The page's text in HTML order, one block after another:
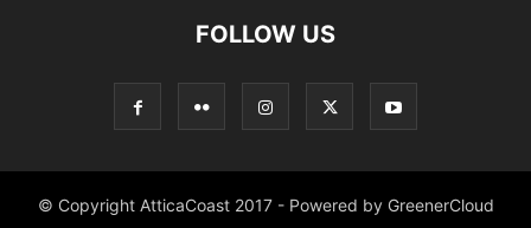
FOLLOW US
© Copyright AtticaCoast 2017 - Powered by GreenerCloud